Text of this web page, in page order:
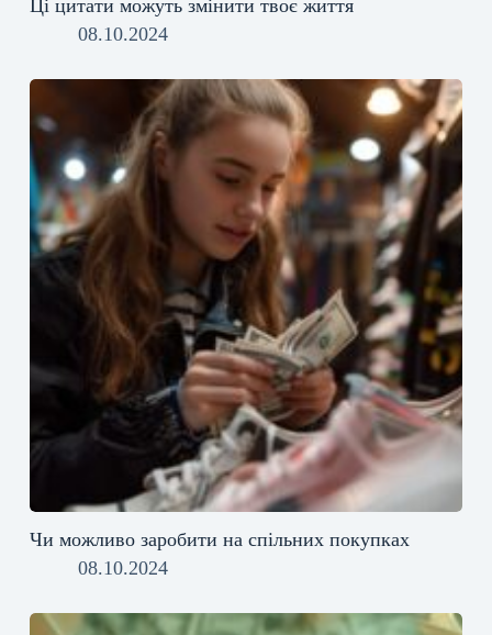
Ці цитати можуть змінити твоє життя
08.10.2024
Чи можливо заробити на спільних покупках
08.10.2024